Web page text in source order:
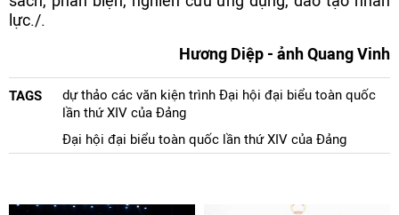
lực./.
Hương Diệp - ảnh Quang Vinh
TAGS
dự thảo các văn kiện trình Đại hội đại biểu toàn quốc
lần thứ XIV của Đảng
Đại hội đại biểu toàn quốc lần thứ XIV của Đảng